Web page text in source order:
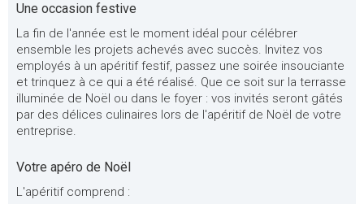
Une occasion festive
La fin de l'année est le moment idéal pour célébrer
ensemble les projets achevés avec succès. Invitez vos
employés à un apéritif festif, passez une soirée insouciante
et trinquez à ce qui a été réalisé. Que ce soit sur la terrasse
illuminée de Noël ou dans le foyer : vos invités seront gâtés
par des délices culinaires lors de l'apéritif de Noël de votre
entreprise.
Votre apéro de Noël
L'apéritif comprend :